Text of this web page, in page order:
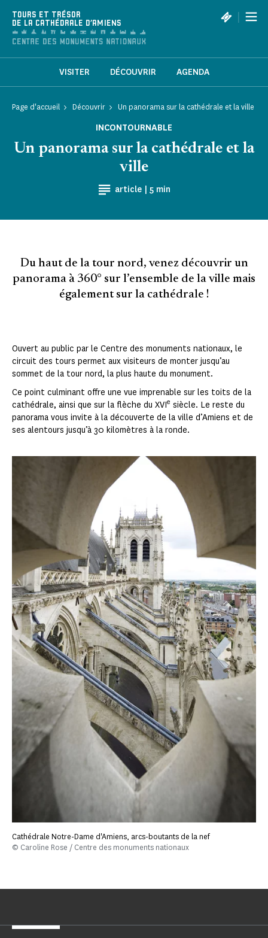
TOURS ET TRÉSOR
DE LA CATHÉDRALE D'AMIENS
|
VISITER DÉCOUVRIR AGENDA
Page d'accueil Découvrir Un panorama sur la cathédrale et la ville
INCONTOURNABLE
article | Temps de Lecture
5 min
Un panorama sur la cathédrale et la
ville
Du haut de la tour nord, venez découvrir un
panorama à 360° sur l’ensemble de la ville mais
également sur la cathédrale !
Ouvert au public par le Centre des monuments nationaux, le
circuit des tours permet aux visiteurs de monter jusqu’au
sommet de la tour nord, la plus haute du monument.
Ce point culminant offre une vue imprenable sur les toits de la
cathédrale, ainsi que sur la flèche du XVIe siècle. Le reste du
panorama vous invite à la découverte de la ville d’Amiens et de
ses alentours jusqu’à 30 kilomètres à la ronde.
Cathédrale Notre-Dame d'Amiens, arcs-boutants de la nef
© Caroline Rose / Centre des monuments nationaux